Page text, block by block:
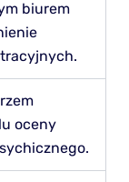
biurem
oceny